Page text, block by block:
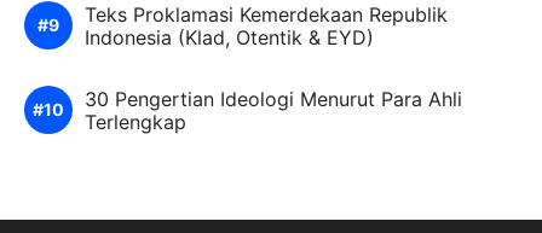
Teks Proklamasi Kemerdekaan Republik
Indonesia (Klad, Otentik & EYD)
30 Pengertian Ideologi Menurut Para Ahli
Terlengkap